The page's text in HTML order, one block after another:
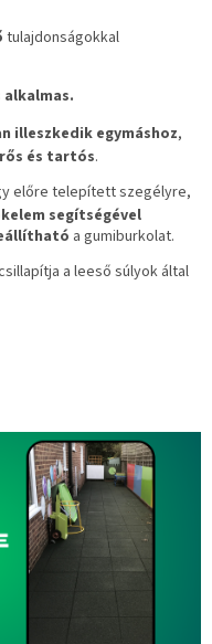
tulajdonságokkal
illeszkedik egymáshoz,
és tartós.
előre telepített szegélyre,
segítségével
a gumiburkolat.
a leeső súlyok által